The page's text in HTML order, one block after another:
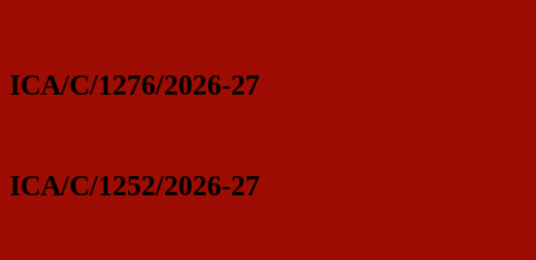
ICA/C/1276/2026-27
ICA/C/1252/2026-27